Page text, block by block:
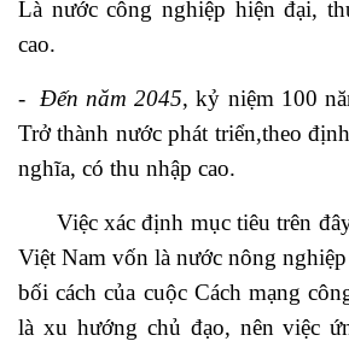
Là nước công nghiệp hiện đại,
cao.
-Đến năm 2045, kỷ niệm 100
Trở thành nước phát triển,theo
nghĩa, có thu nhập cao.
Việc xác định mục tiêu trên
Việt Nam vốn là nước nông
bối cách của cuộc Cách mạng
là xu hướng chủ đạo, nên việc